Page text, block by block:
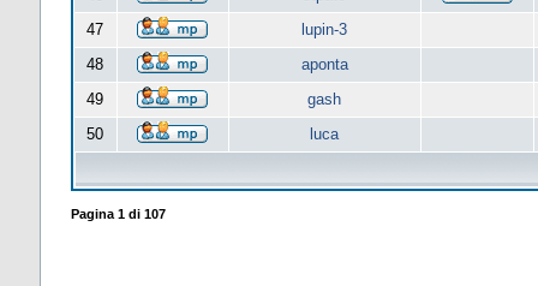
47
lupin-3
48
aponta
49
gash
50
luca
Pagina 1di 107